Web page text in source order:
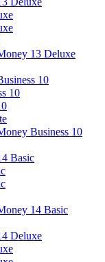
13 Deluxe
10
10
Business 10
Basic
14 Basic
Deluxe